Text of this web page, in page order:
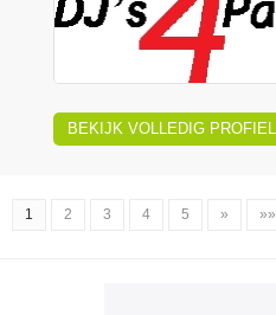
BEKIJK VOLLEDIG PROFIEL
1 2 3 4 5 » »»